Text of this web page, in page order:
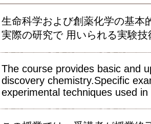
生命科学および創薬化学の基本
実際の研究で 用いられる実験
The course provides basic and
discovery chemistry.Specific
experimental techniques used